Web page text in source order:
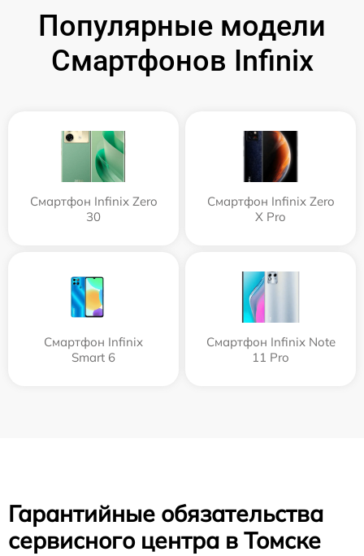
Популярные модели
Смартфонов Infinix
Смартфон Infinix Zero
30
Смартфон Infinix Zero
X Pro
Смартфон Infinix
Smart 6
Смартфон Infinix Note
11 Pro
Гарантийные обязательства
сервисного центра в Томске